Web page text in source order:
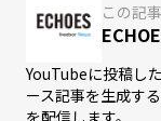
この記
YouTubeに投稿し
ース記事を生成す
を配信します。